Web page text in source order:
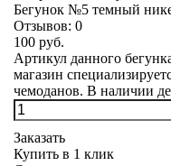
Бегунок №5 темный
Отзывов: 0
100 руб.
Артикул данного
магазин
чемоданов. В наличии
Заказать
Купить в 1 клик